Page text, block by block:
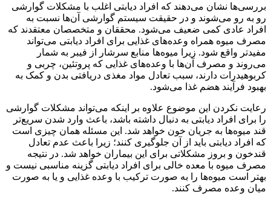
بررسی‌ها نشان می‌دهند که افراد دیابتی اغلب با مشکلات گوارشی
رو به رو می‌شوند و در حقیقت سیستم گوارشی آن‌ها نسبت به
افراد عادی کمی ضعیف می‌شود. محققان و متخصصان معتقدند که
مصرف میوه همراه وعده‌های غذایی برای افراد دیابتی می‌تواند
مفیدتر واقع شود. زیرا میوه‌ها منابع سرشار از فیبر به شمار
می‌روند و مصرف آن‌ها با وعده‌های غذایی که پروتئین، چربی و
کربوهیدرات دارند، سبب تعادل مواد مغذی دریافتی بدن و کمک به
بهبود فرآیند هضم غذا می‌شود.
رعایت نکردن این موضوع علاوه بر اینکه می‌تواند مشکلات گوارشی
را برای افراد دیابتی به دنبال داشته باشد، باعث وارد شدن سریع‌تر
قند میوه‌ها به جریان خون خواهد شد. این مسئله همان چیزی است
که افراد دیابتی باید از آن جلوگیری کنند؛ زیرا باعث عدم تعادل
قندخون و بروز مشکلاتی برای این بیماران خواهد شد. در نتیجه
مصرف میوه با معده خالی برای افراد دیابتی گزینه مناسبی نیست و
بهتر است میوه‌ها را به صورت ترکیب با وعده غذایی و یا به صورت
میان وعده مصرف کنند.